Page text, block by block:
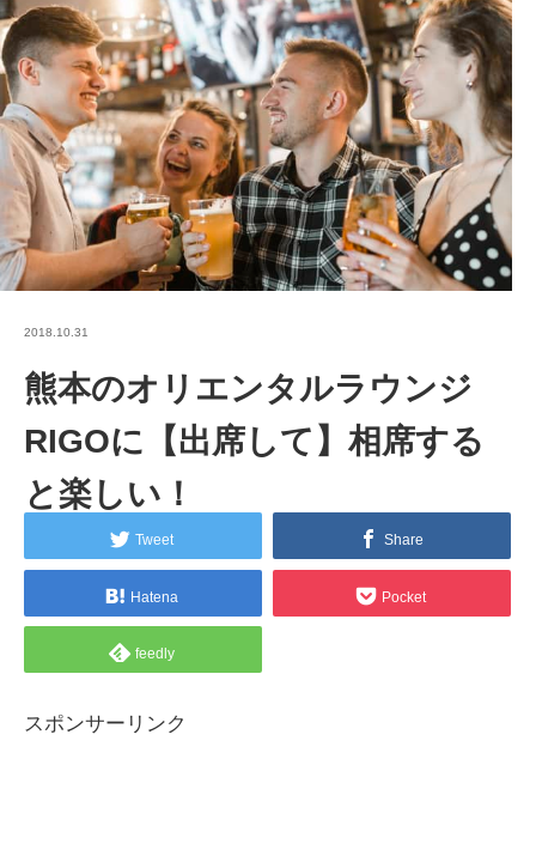
2018.10.31
熊本のオリエンタルラウンジ
RIGOに【出席して】相席する
と楽しい！
Tweet Share
Hatena Pocket
feedly
スポンサーリンク